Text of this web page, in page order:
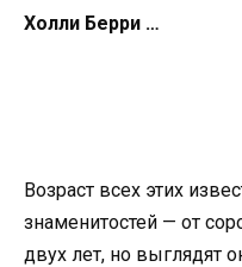
Холли Берри …
Возраст всех этих
знаменитостей — от
двух лет, но выглядят